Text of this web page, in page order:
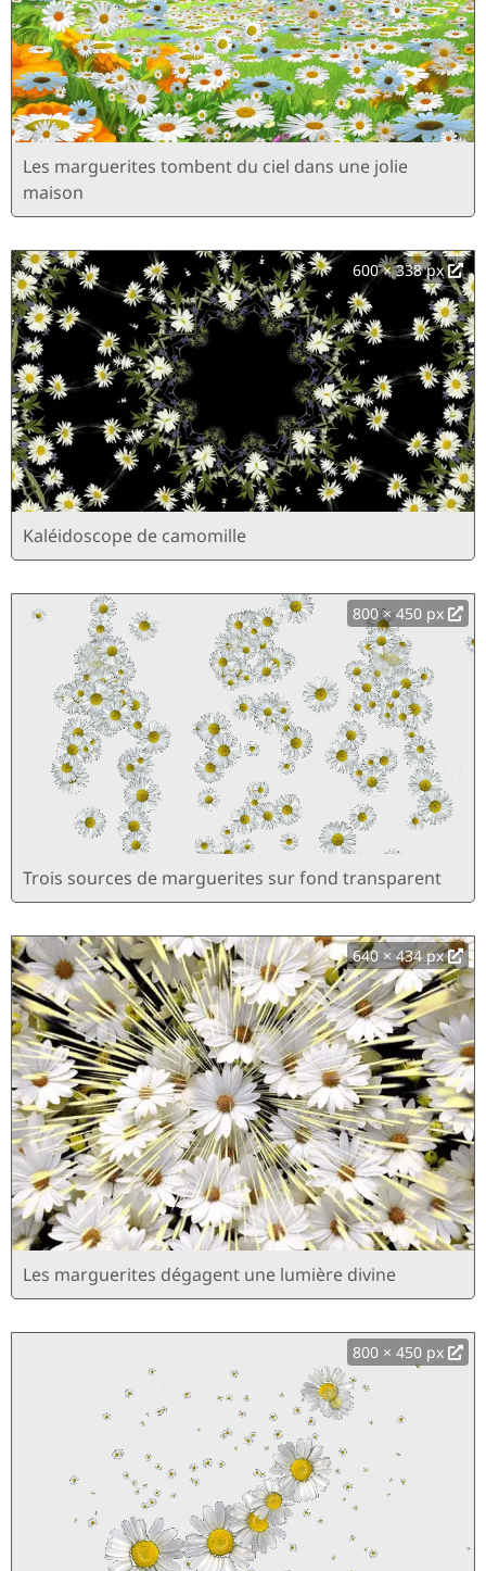
Les marguerites tombent du ciel dans une jolie
maison
600 × 338 px
Kaléidoscope de camomille
800 × 450 px
Trois sources de marguerites sur fond transparent
640 × 434 px
Les marguerites dégagent une lumière divine
800 × 450 px